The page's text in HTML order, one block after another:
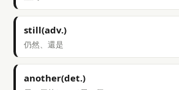
still(adv.)
仍然、還是
another(det.)